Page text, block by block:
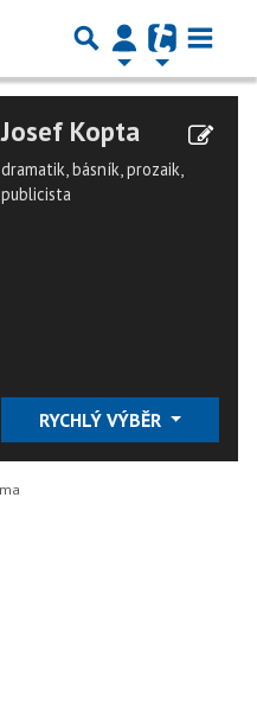
Josef Kopta
dramatik, básník, prozaik,
publicista
RYCHLÝ VÝBĚR